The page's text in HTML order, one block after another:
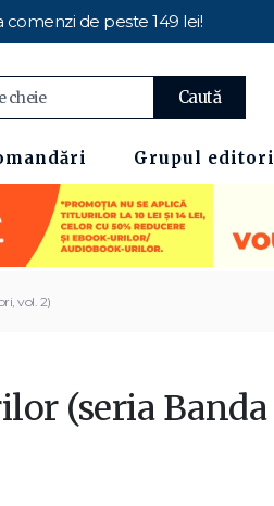
comenzi de peste 149 lei!
Caută
Grupul
vol. 2)
(seria